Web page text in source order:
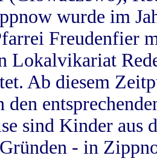
wurde im
Freudenfier
Lokalvikariat
Ab diesem
den
sind Kinder aus
- in